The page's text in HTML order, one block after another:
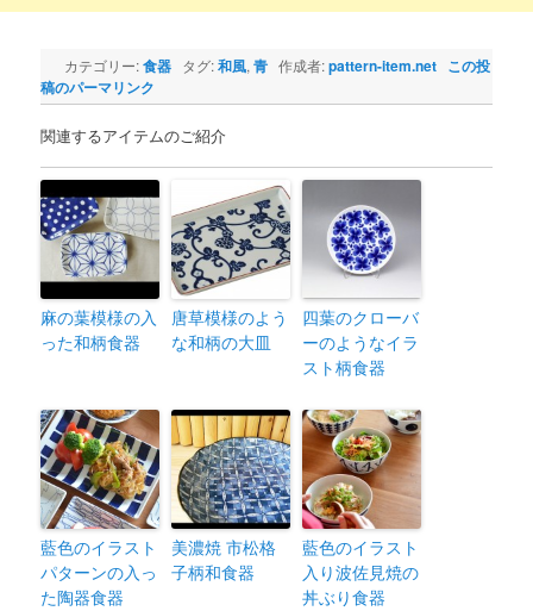
カテゴリー:食器 タグ:和風,青 作成者:pattern-item.net この投
稿のパーマリンク
関連するアイテムのご紹介
麻の葉模様の入
った和柄食器
唐草模様のよう
な和柄の大皿
四葉のクローバ
ーのようなイラ
スト柄食器
藍色のイラスト
パターンの入っ
た陶器食器
美濃焼 市松格
子柄和食器
藍色のイラスト
入り波佐見焼の
丼ぶり食器